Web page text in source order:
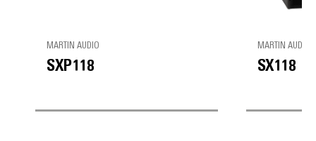
MARTIN AUDIO
SXP118
MARTIN AUDIO
SX118